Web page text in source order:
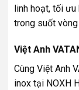
linh hoạt, tối
trong suốt
Việt Anh
Cùng Việt Anh
inox tại NOXH